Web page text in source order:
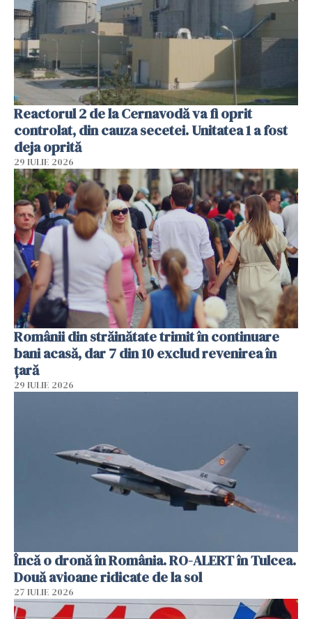
Reactorul 2 de la Cernavodă va fi oprit
controlat, din cauza secetei. Unitatea 1 a fost
deja oprită
29 IULIE 2026
Românii din străinătate trimit în continuare
bani acasă, dar 7 din 10 exclud revenirea în
țară
29 IULIE 2026
Încă o dronă în România. RO-ALERT în Tulcea.
Două avioane ridicate de la sol
27 IULIE 2026